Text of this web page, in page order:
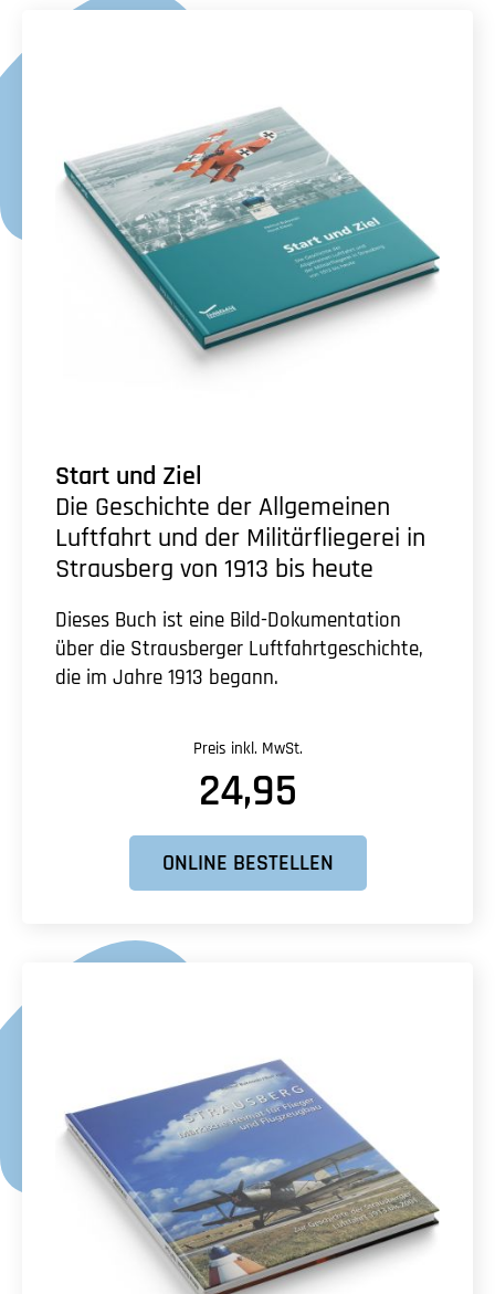
Start und Ziel
Die Geschichte der Allgemeinen
Luftfahrt und der Militärfliegerei in
Strausberg von 1913 bis heute
Dieses Buch ist eine Bild-Dokumentation
über die Strausberger Luftfahrtgeschichte,
die im Jahre 1913 begann.
Preis inkl. MwSt.
24,95
ONLINE BESTELLEN